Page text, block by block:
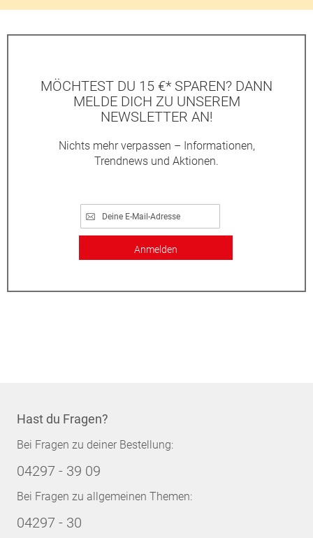
MÖCHTEST DU 15 €* SPAREN? DANN
MELDE DICH ZU UNSEREM
NEWSLETTER AN!
Nichts mehr verpassen – Informationen,
Trendnews und Aktionen.
Anmelden
Hast du Fragen?
Bei Fragen zu deiner Bestellung:
04297 - 39 09
Bei Fragen zu allgemeinen Themen:
04297 - 30